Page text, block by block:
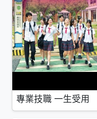
專業技職 一生受用